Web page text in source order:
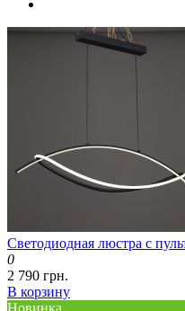
Светодиодная люстра с
0
2 790 грн.
В корзину
Новинка